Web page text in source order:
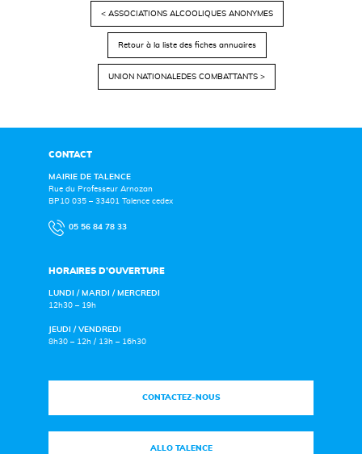
< ASSOCIATIONS ALCOOLIQUES ANONYMES
Retour à la liste des fiches annuaires
UNION NATIONALEDES COMBATTANTS >
CONTACT
MAIRIE DE TALENCE
Rue du Professeur Arnozan
BP10 035 – 33401 Talence cedex
05 56 84 78 33
HORAIRES D’OUVERTURE
LUNDI / MARDI / MERCREDI
12h30 – 19h
JEUDI / VENDREDI
8h30 – 12h / 13h – 16h30
CONTACTEZ-NOUS
ALLO TALENCE